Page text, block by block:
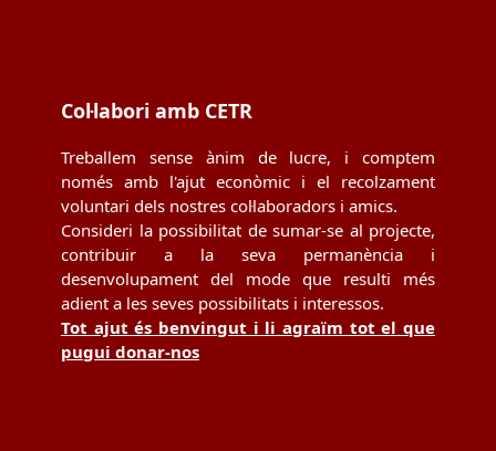
Col·labori amb CETR
Treballem sense ànim de lucre, i comptem
només amb l'ajut econòmic i el recolzament
voluntari dels nostres col·laboradors i amics.
Consideri la possibilitat de sumar-se al projecte,
contribuir a la seva permanència i
desenvolupament del mode que resulti més
adient a les seves possibilitats i interessos.
Tot ajut és benvingut i li agraïm tot el que
pugui donar-nos